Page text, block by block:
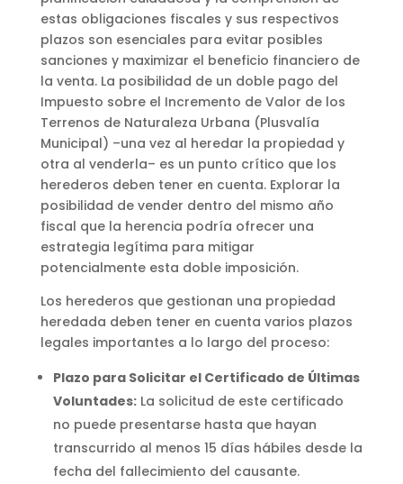
estas obligaciones fiscales y sus respectivos
plazos son esenciales para evitar posibles
sanciones y maximizar el beneficio financiero de
la venta. La posibilidad de un doble pago del
Impuesto sobre el Incremento de Valor de los
Terrenos de Naturaleza Urbana (Plusvalía
Municipal) –una vez al heredar la propiedad y
otra al venderla– es un punto crítico que los
herederos deben tener en cuenta. Explorar la
posibilidad de vender dentro del mismo año
fiscal que la herencia podría ofrecer una
estrategia legítima para mitigar
potencialmente esta doble imposición.
Los herederos que gestionan una propiedad
heredada deben tener en cuenta varios plazos
legales importantes a lo largo del proceso:
Plazo para Solicitar el Certificado de Últimas
Voluntades:La solicitud de este certificado
no puede presentarse hasta que hayan
transcurrido al menos 15 días hábiles desde la
fecha del fallecimiento del causante.